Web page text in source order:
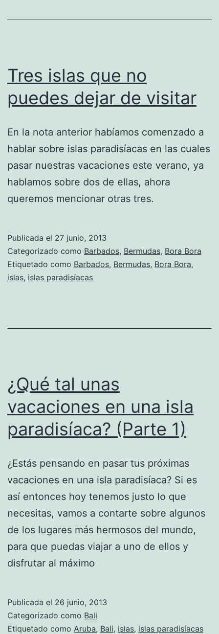
Tres islas que no
puedes dejar de visitar
En la nota anterior habíamos comenzado a
hablar sobre islas paradisíacas en las cuales
pasar nuestras vacaciones este verano, ya
hablamos sobre dos de ellas, ahora
queremos mencionar otras tres.
Publicada el 27 junio, 2013
Categorizado como Barbados, Bermudas, Bora Bora
Etiquetado como Barbados, Bermudas, Bora Bora,
islas, islas paradisíacas
¿Qué tal unas
vacaciones en una isla
paradisíaca? (Parte 1)
¿Estás pensando en pasar tus próximas
vacaciones en una isla paradisíaca? Si es
así entonces hoy tenemos justo lo que
necesitas, vamos a contarte sobre algunos
de los lugares más hermosos del mundo,
para que puedas viajar a uno de ellos y
disfrutar al máximo
Publicada el 26 junio, 2013
Categorizado como Bali
Etiquetado como Aruba, Bali, islas, islas paradisíacas